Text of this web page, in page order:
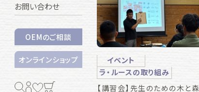
お問い合わせ
OEMのご相談
オンラインショップ
イベント
ラ・ルースの取り組み
【講習会】先生のための木と